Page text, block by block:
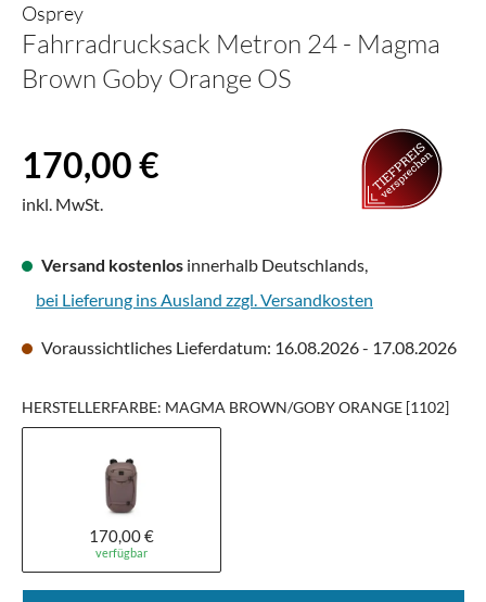
Osprey
Fahrradrucksack Metron 24 - Magma
Brown Goby Orange OS
Regulärer Preis:
170,00 €
inkl. MwSt.
Versand kostenlos innerhalb Deutschlands,
bei Lieferung ins Ausland zzgl. Versandkosten
Voraussichtliches Lieferdatum: 16.08.2026 - 17.08.2026
HERSTELLERFARBE: MAGMA BROWN/GOBY ORANGE [1102]
170,00 €
verfügbar